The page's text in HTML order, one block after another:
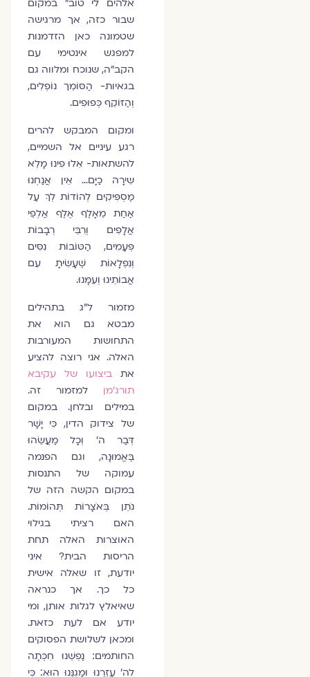
אלהים לי טוב" במקום
שבור כזה, אך מרגישה
שטמונה כאן הזדמנות
למפגש אינטימי עם
הקב"ה, שנוכח ומלווה גם
בגאיות- הַסּוֹמֵך נוֹפְלִים,
וְהַזּוֹקֵף כְּפוּפִים.
ומקום המבקש להרים
רגע עיניים אל השמיים,
להשתאות- אִלוּ פִינוּ מָלֵא
שִירָה כַיָּם… אֵין אֲנַחְנוּ
מַסְפִּיקִים לְהוֹדוֹת לְךָ עַל
אַחַת מֵאָלֶף אֶלֶף אַלְפֵי
אֲלָפִים וְרִבֵּי רְבָבוֹת
פְּעָמִים, הַטּוֹבוֹת נִסִּים
וְנִפְלָאוֹת שֶׁעָשִׂיתָ עִם
אֲבוֹתֵינוּ וְעִמָּנוּ.
מזמור ל"ג בתהילים
מבטא גם הוא את
התחושות המעורבות
האלה. אני רוצה להציע
את ביצועו של עקיבא
תורג'מן למזמור זה.
במילים ובלחן. במקום
של צידוק הדין, כִּי יָשָׁר
דְּבַר ה' וְכָל מַעֲשֵׂהוּ
בֶּאֱמוּנָה, וגם הפנמה
עמוקה של התנסות
במקום הקשה הזה של
נֹתֵן בְּאֹצָרוֹת תְּהוֹמוֹת.
האם רציתי בגילוי
האוצרות האלה תחת
הריסות הבית? איני
יודעת, זו שאלה אישית
כל כך. אך כנראה
שאיאלץ לגלות אותן, ומי
יודע אם לעת כזאת.
ומכאן לשלושת הפסוקים
החותמים: נַפְשֵׁנוּ חִכְּתָה
לה' עֶזְרֵנוּ וּמָגִנֵּנוּ הוּא׃ כִּי